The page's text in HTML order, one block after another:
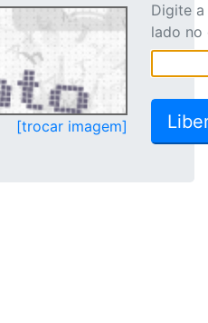
[trocar imagem]
Digite
lado no